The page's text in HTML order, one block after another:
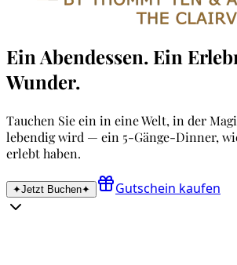
Ein Abendessen. Ein
Wunder.
Tauchen Sie ein in eine Welt, in der
lebendig wird — ein 5-Gänge-Dinner,
erlebt haben.
✦Jetzt Buchen✦ Gutschein kaufen